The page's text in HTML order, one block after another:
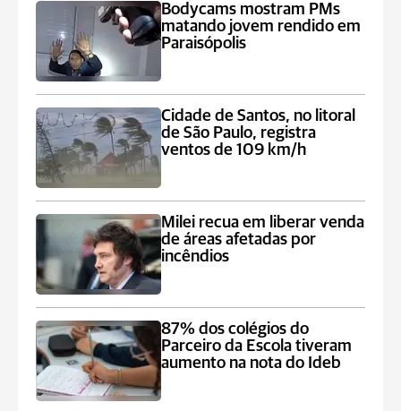
Bodycams mostram PMs
matando jovem rendido em
Paraisópolis
Cidade de Santos, no litoral
de São Paulo, registra
ventos de 109 km/h
Milei recua em liberar venda
de áreas afetadas por
incêndios
87% dos colégios do
Parceiro da Escola tiveram
aumento na nota do Ideb